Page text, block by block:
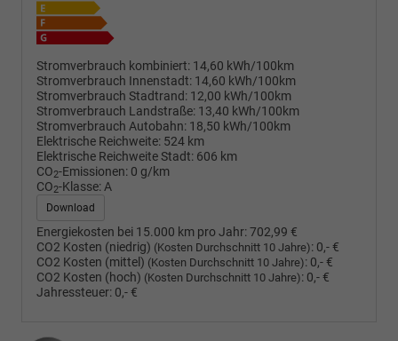
Stromverbrauch kombiniert: 14,60 kWh/100km
Stromverbrauch Innenstadt: 14,60 kWh/100km
Stromverbrauch Stadtrand: 12,00 kWh/100km
Stromverbrauch Landstraße: 13,40 kWh/100km
Stromverbrauch Autobahn: 18,50 kWh/100km
Elektrische Reichweite: 524 km
Elektrische Reichweite Stadt: 606 km
CO2-Emissionen: 0 g/km
CO2-Klasse:A
Download
Energiekosten bei 15.000 km pro Jahr:702,99 €
CO2 Kosten (niedrig) (Kosten Durchschnitt 10 Jahre): 0,- €
CO2 Kosten (mittel) (Kosten Durchschnitt 10 Jahre): 0,- €
CO2 Kosten (hoch) (Kosten Durchschnitt 10 Jahre): 0,- €
Jahressteuer: 0,- €